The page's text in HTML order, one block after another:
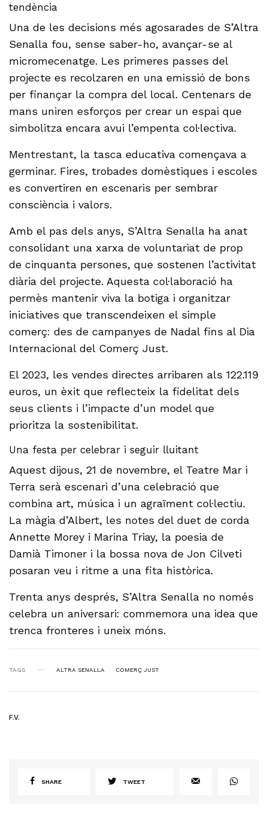
tendència
Una de les decisions més agosarades de S’Altra
Senalla fou, sense saber-ho, avançar-se al
micromecenatge. Les primeres passes del
projecte es recolzaren en una emissió de bons
per finançar la compra del local. Centenars de
mans uniren esforços per crear un espai que
simbolitza encara avui l’empenta col·lectiva.
Mentrestant, la tasca educativa començava a
germinar. Fires, trobades domèstiques i escoles
es convertiren en escenaris per sembrar
consciència i valors.
Amb el pas dels anys, S’Altra Senalla ha anat
consolidant una xarxa de voluntariat de prop
de cinquanta persones, que sostenen l’activitat
diària del projecte. Aquesta col·laboració ha
permès mantenir viva la botiga i organitzar
iniciatives que transcendeixen el simple
comerç: des de campanyes de Nadal fins al Dia
Internacional del Comerç Just.
El 2023, les vendes directes arribaren als 122.119
euros, un èxit que reflecteix la fidelitat dels
seus clients i l’impacte d’un model que
prioritza la sostenibilitat.
Una festa per celebrar i seguir lluitant
Aquest dijous, 21 de novembre, el Teatre Mar i
Terra serà escenari d’una celebració que
combina art, música i un agraïment col·lectiu.
La màgia d’Albert, les notes del duet de corda
Annette Morey i Marina Triay, la poesia de
Damià Timoner i la bossa nova de Jon Cilveti
posaran veu i ritme a una fita històrica.
Trenta anys després, S’Altra Senalla no només
celebra un aniversari: commemora una idea que
trenca fronteres i uneix móns.
TAGS ALTRA SENALLA COMERÇ JUST
F.V.
SHARE TWEET